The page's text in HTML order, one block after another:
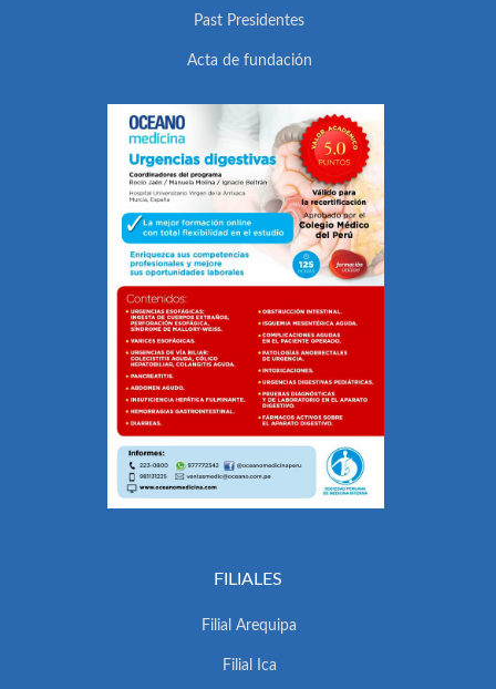
Past Presidentes
Acta de fundación
FILIALES
Filial Arequipa
Filial Ica